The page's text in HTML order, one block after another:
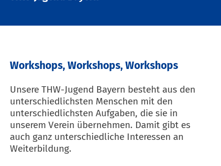
Workshops, Workshops, Workshops
Unsere THW-Jugend Bayern besteht aus den
unterschiedlichsten Menschen mit den
unterschiedlichsten Aufgaben, die sie in
unserem Verein übernehmen. Damit gibt es
auch ganz unterschiedliche Interessen an
Weiterbildung.